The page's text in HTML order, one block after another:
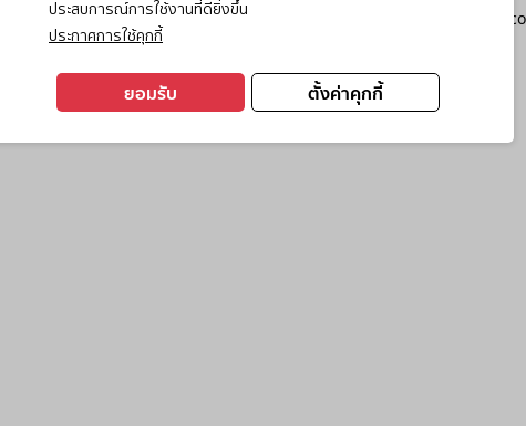
ประสบการณ์การใช้งานที่ดียิ่งขึ้น
ประกาศการใช้คุกกี้
ตั้งค่าคุกกี้
ยอมรับ
has occurred while loading browser